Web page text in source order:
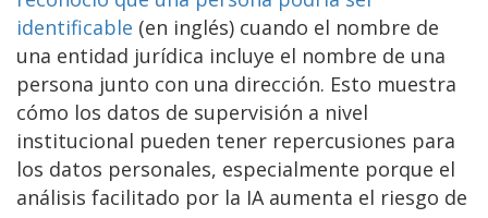
identificable (en inglés) cuando el nombre de
una entidad jurídica incluye el nombre de una
persona junto con una dirección. Esto muestra
cómo los datos de supervisión a nivel
institucional pueden tener repercusiones para
los datos personales, especialmente porque el
análisis facilitado por la IA aumenta el riesgo de